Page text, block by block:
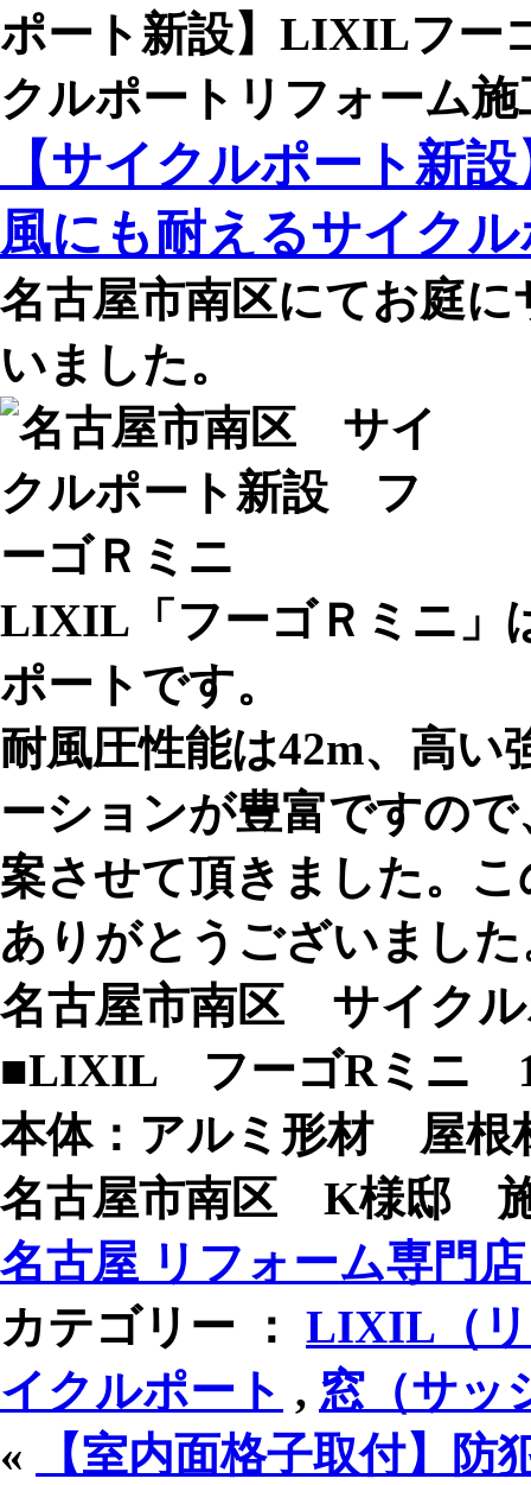
ポート新設】LIXILフー
クルポートリフォーム施
【サイクルポート新
風にも耐えるサイク
名古屋市南区にてお庭
いました。
LIXIL「フーゴＲミニ」
ポートです。
耐風圧性能は42m、高
ーションが豊富ですの
案させて頂きました。
ありがとうございました
名古屋市南区 サイク
■LIXIL フーゴRミニ
本体：アルミ形材 屋根
名古屋市南区 K様邸 施
名古屋 リフォーム専門
カテゴリー ： LIXIL（
イクルポート , 窓（サッ
«
【室内面格子取付】